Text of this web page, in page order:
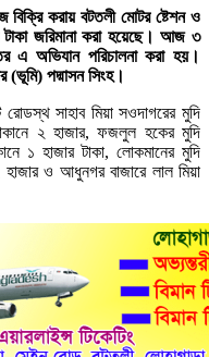
করায় বটতলী মোটর ষ্টেশন ও
জরিমানা করা হয়েছে। আজ ৩
এ অভিযান পরিচালনা করা হয়।
(ভূমি) পদ্মাসন সিংহ।
সাহাব মিয়া সওদাগরের মুদি
২ হাজার, ফজলুল হকের মুদি
১ হাজার টাকা, লোকমানের মুদি
হাজার ও আধুনগর বাজারে লাল মিয়া